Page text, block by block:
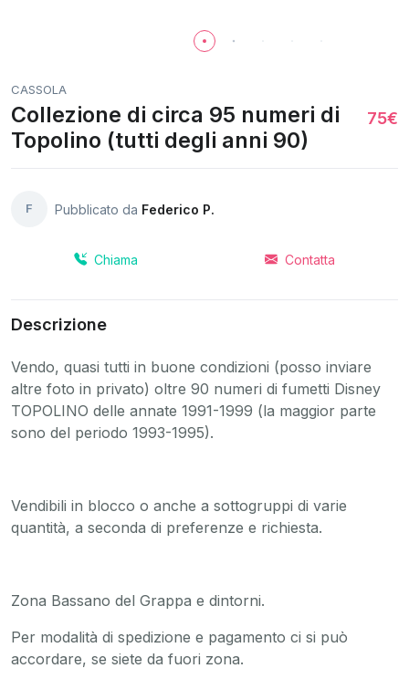
CASSOLA
Collezione di circa 95 numeri di
Topolino (tutti degli anni 90)
75€
F Pubblicato da Federico P.
Chiama Contatta
Descrizione
Vendo, quasi tutti in buone condizioni (posso inviare
altre foto in privato) oltre 90 numeri di fumetti Disney
TOPOLINO delle annate 1991-1999 (la maggior parte
sono del periodo 1993-1995).
Vendibili in blocco o anche a sottogruppi di varie
quantità, a seconda di preferenze e richiesta.
Zona Bassano del Grappa e dintorni.
Per modalità di spedizione e pagamento ci si può
accordare, se siete da fuori zona.